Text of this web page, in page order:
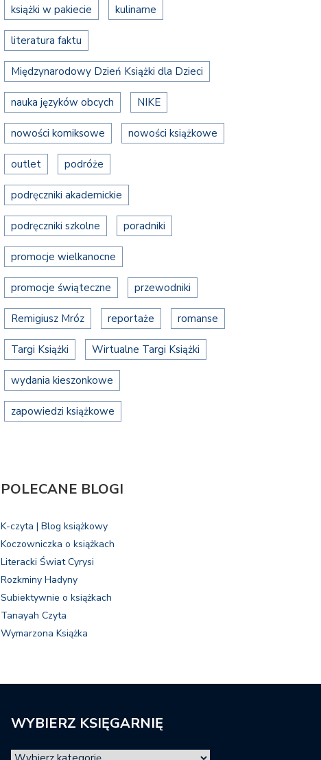
książki w pakiecie kulinarne
literatura faktu
Międzynarodowy Dzień Książki dla Dzieci
nauka języków obcych NIKE
nowości komiksowe nowości książkowe
outlet podróże
podręczniki akademickie
podręczniki szkolne poradniki
promocje wielkanocne
promocje świąteczne przewodniki
Remigiusz Mróz reportaże romanse
Targi Książki Wirtualne Targi Książki
wydania kieszonkowe
zapowiedzi książkowe
POLECANE BLOGI
K-czyta | Blog książkowy
Koczowniczka o książkach
Literacki Świat Cyrysi
Rozkminy Hadyny
Subiektywnie o książkach
Tanayah Czyta
Wymarzona Książka
WYBIERZ KSIĘGARNIĘ